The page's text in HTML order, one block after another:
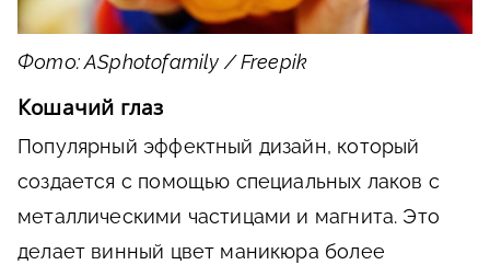
Фото: ASphotofamily / Freepik
Кошачий глаз
Популярный эффектный дизайн, который
создается с помощью специальных лаков с
металлическими частицами и магнита. Это
делает винный цвет маникюра более